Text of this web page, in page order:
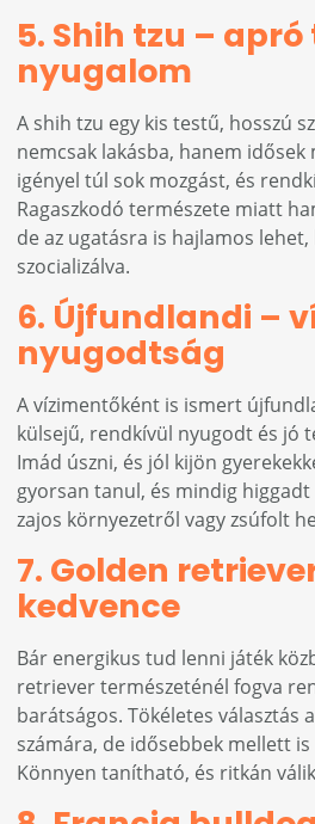
5. Shih tzu –
nyugalom
A shih tzu egy kis testű, hosszú
nemcsak lakásba, hanem idősek
igényel túl sok mozgást, és
Ragaszkodó természete miatt
de az ugatásra is hajlamos
szocializálva.
6. Újfundlandi –
nyugodtság
A vízimentőként is ismert
külsejű, rendkívül nyugodt és jó
Imád úszni, és jól kijön
gyorsan tanul, és mindig higgadt
zajos környezetről vagy zsúfolt
7. Golden
kedvence
Bár energikus tud lenni játék
retriever természeténél fogva
barátságos. Tökéletes választás
számára, de idősebbek mellett
Könnyen tanítható, és ritkán